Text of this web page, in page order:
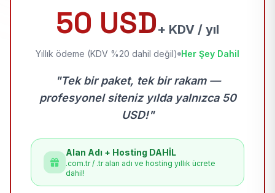
50 USD+ KDV / yıl
Yıllık ödeme (KDV %20 dahil değil) Her Şey Dahil
"Tek bir paket, tek bir rakam —
profesyonel siteniz yılda yalnızca 50
USD!"
Alan Adı + Hosting DAHİL
.com.tr / .tr alan adı ve hosting yıllık ücrete
dahil!